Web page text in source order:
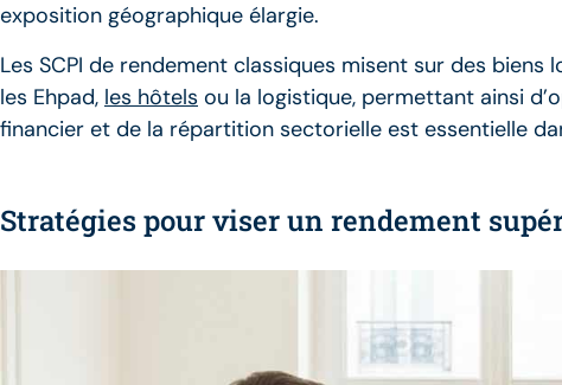
exposition géographique élargie.
Les SCPI de rendement classiques misent sur des
les Ehpad, les hôtels ou la logistique, permettant ainsi
financier et de la répartition sectorielle est essentielle
Stratégies pour viser un rendement